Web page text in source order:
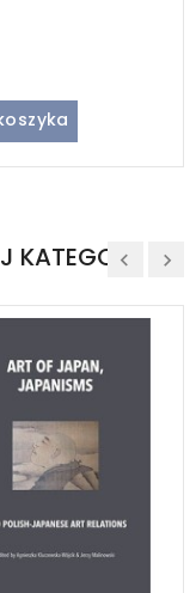
KATEGORII